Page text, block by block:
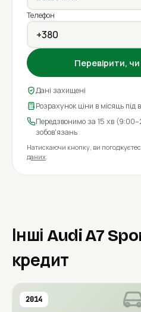
Телефон
Перевірити,
Дані захищені
Розрахунок ціни в місяць під
Передзвонимо за 15 хв
зобов'язань
Натискаючи кнопку, ви
даних.
Інші Audi A7
кредит
2014